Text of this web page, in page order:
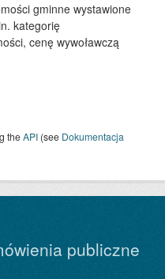
gminne wystawione
kategorię
cenę wywoławczą
theAPI (see Dokumentacja
publiczne